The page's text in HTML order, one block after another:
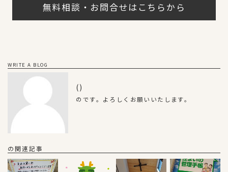
無料相談・お問合せはこちらから
WRITE A BLOG
()
のです。よろしくお願いいたします。
の関連記事